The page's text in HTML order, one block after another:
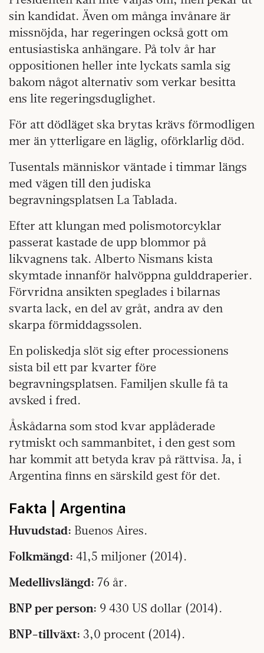
sin kandidat. Även om många invånare är
missnöjda, har regeringen också gott om
entusiastiska anhängare. På tolv år har
oppositionen heller inte lyckats samla sig
bakom något alternativ som verkar besitta
ens lite regeringsduglighet.
För att dödläget ska brytas krävs förmodligen
mer än ytterligare en läglig, oförklarlig död.
Tusentals människor väntade i timmar längs
med vägen till den judiska
begravningsplatsen La Tablada.
Efter att klungan med polismotorcyklar
passerat kastade de upp blommor på
likvagnens tak. Alberto Nismans kista
skymtade innanför halvöppna gulddraperier.
Förvridna ansikten speglades i bilarnas
svarta lack, en del av gråt, andra av den
skarpa förmiddagssolen.
En poliskedja slöt sig efter processionens
sista bil ett par kvarter före
begravningsplatsen. Familjen skulle få ta
avsked i fred.
Åskådarna som stod kvar applåderade
rytmiskt och sammanbitet, i den gest som
har kommit att betyda krav på rättvisa. Ja, i
Argentina finns en särskild gest för det.
Fakta | Argentina
Huvudstad: Buenos Aires.
Folkmängd: 41,5 miljoner (2014).
Medellivslängd: 76 år.
BNP per person: 9 430 US dollar (2014).
BNP-tillväxt: 3,0 procent (2014).